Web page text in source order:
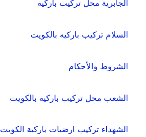
الجابرية محل تركيب باركيه
السلام تركيب باركيه بالكويت
الشروط والأحكام
الشعب محل تركيب باركيه بالكويت
الشهداء تركيب ارضيات باركية الكويت